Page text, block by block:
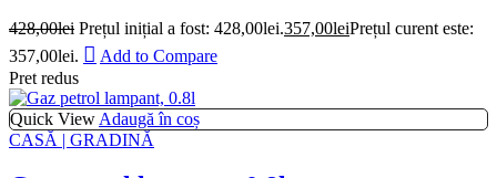
428,00lei Prețul inițial a fost: 428,00lei.357,00leiPrețul curent este:
357,00lei.
Add to Compare
Pret redus
Quick View Adaugă în coș
CASĂ | GRADINĂ